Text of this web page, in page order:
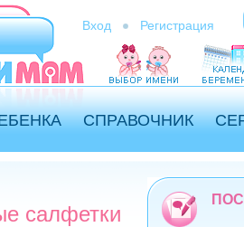
Вход Регистрация
СПРАВОЧНИК
салфетки